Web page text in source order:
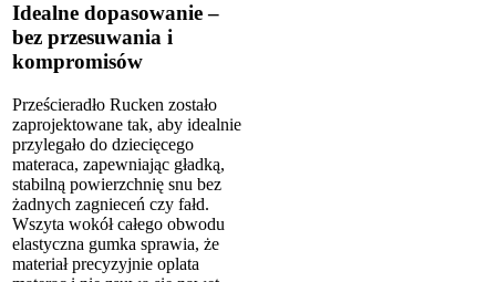
Idealne dopasowanie –
bez przesuwania i
kompromisów
Prześcieradło Rucken zostało
zaprojektowane tak, aby idealnie
przylegało do dziecięcego
materaca, zapewniając gładką,
stabilną powierzchnię snu bez
żadnych zagnieceń czy fałd.
Wszyta wokół całego obwodu
elastyczna gumka sprawia, że
materiał precyzyjnie oplata